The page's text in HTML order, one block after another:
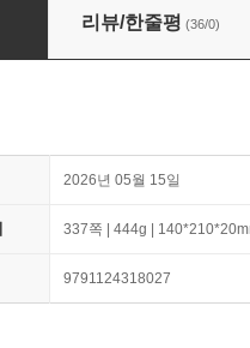
리뷰/한줄평 (36/0)
2026년 05월 15일
337쪽 | 444g |
9791124318027